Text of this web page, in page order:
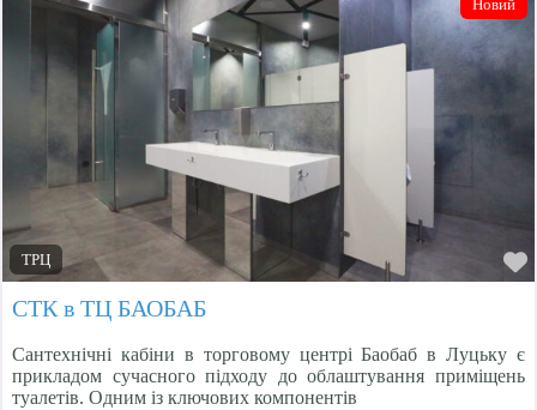
Навчальні заклади
Офіси
Приватні будинки
Розважальні комплекси
Спортивні комплекси
ТРЦ
Новий
ТРЦ
СТК в ТЦ БАОБАБ
Сантехнічні кабіни в торговому центрі Баобаб в Луцьку є
прикладом сучасного підходу до облаштування приміщень
туалетів. Одним із ключових компонентів